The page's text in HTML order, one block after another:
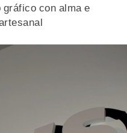
con alma e